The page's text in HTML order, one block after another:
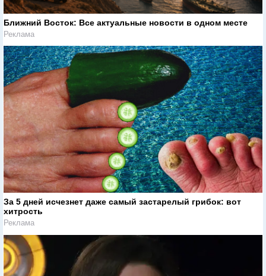
Ближний Восток: Все актуальные новости в одном месте
Реклама
За 5 дней исчезнет даже самый застарелый грибок: вот
хитрость
Реклама